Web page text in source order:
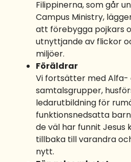
Filippinerna, som går
Campus Ministry,
att förebygga pojkars
utnyttjande av flickor
miljöer.
Föräldrar
Vi fortsätter med Alfa-
samtalsgrupper,
ledarutbildning för
funktionsnedsatta
de väl har funnit Jesus
tillbaka till varandra
nytt.